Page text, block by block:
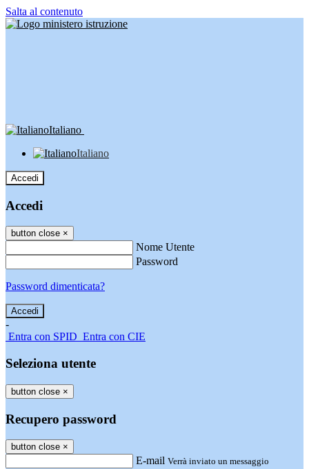
Salta al contenuto
Italiano
Italiano
Accedi
Accedi
button close ×
Nome Utente
Password
Password dimenticata?
-
Entra con SPID Entra con CIE
Seleziona utente
button close ×
Recupero password
button close ×
E-mail Verrà inviato un messaggio